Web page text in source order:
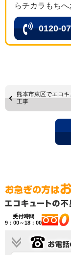
らチカラもちへ
0120-
熊本市東区でエコキ
工事
受付時間
9：00～18：00